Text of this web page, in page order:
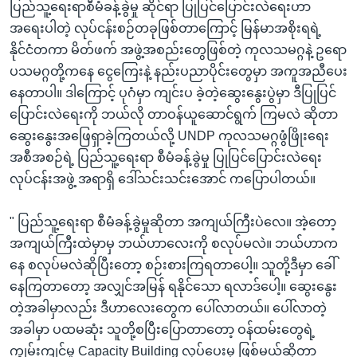
ပြည်သူ့ရေးရာစီမံခန့်ခွဲမှု ဆိုင်ရာ ပြုပြင်ပြောင်းလဲရေးဟာ
အရေးပါတဲ့ လုပ်ငန်းစဉ်တခုဖြစ်တာကြောင့် မြန်မာအစိုးရရဲ့
နိုင်ငံတကာ မိတ်ဖက် အဖွဲ့အစည်းတွေဖြစ်တဲ့ ကုလသမဂ္ဂနဲ့ ဥရော
ပသမဂ္ဂတို့ကနေ ငွေကြေးနဲ့ နည်းပညာပိုင်းတွေမှာ အကူအညီပေး
နေတာပါ။ ဒါကြောင့် ပုဂံမှာ ကျင်းပ ခဲ့တဲ့ဆွေးနွေးပွဲမှာ ဒီပြုပြင်
ပြောင်းလဲရေးကို ဘယ်လို တာဝန်ယူဆောင်ရွက် ကြမလဲ ဆိုတာ
ဆွေးနွေးအဖြေရှာခဲ့ကြတယ်လို့ UNDP ကုလသမဂ္ဂဖွံဖြိုးရေး
အစီအစဉ်ရဲ့ ပြည်သူ့ရေးရာ စီမံခန့်ခွဲမှု ပြုပြင်ပြောင်းလဲရေး
လုပ်ငန်းအဖွဲ့ အရာရှိ ဒေါ်သင်းသင်းအောင် ကပြောပါတယ်။
" ပြည်သူ့ရေးရာ စီမံခန့်ခွဲမှုဆိုတာ အကျယ်ကြီးပဲလေ။ အဲ့တော့
အကျယ်ကြီးထဲမှာမှ ဘယ်ဟာလေးကို စလုပ်မလဲ။ ဘယ်ဟာက
နေ စလုပ်မလဲဆိုပြီးတော့ စဉ်းစားကြရတာပေါ့။ သူတို့ဒီမှာ ခေါ်
နေကြတာတော့ အလျှင်အမြန် ရနိုင်သော ရလာဒ်ပေါ့။ ဆွေးနွေး
တဲ့အခါမှာလည်း ဒီဟာလေးတွေက ပေါ်လာတယ်။ ပေါ်လာတဲ့
အခါမှာ ပထမဆုံး သူတို့စပြီးပြောတာတော့ ဝန်ထမ်းတွေရဲ့
ကျွမ်းကျင်မှု Capacity Building လုပ်ပေးမှ ဖြစ်မယ်ဆိုတာ